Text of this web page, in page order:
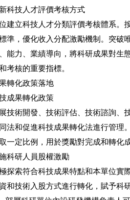
技人才評價考核方式
立科技人才分類評價考核體系。
準，優化收入分配激勵機制。突
能力、業績導向，將科研成果對
考核的重要指標。
化政策落地
果轉化政策
術開發、技術評估、技術諮詢、技
法和促進科技成果轉化法進行管理
一定比例，用於獎勵對完成和轉化
研人員股權激勵
索符合科技成果特點和本單位實
和技術入股方式進行轉化，賦予